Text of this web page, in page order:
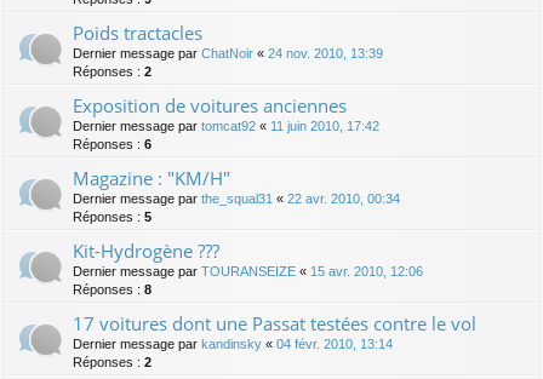
Poids tractacles
Dernier message par ChatNoir « 24 nov. 2010, 13:39
Réponses : 2
Exposition de voitures anciennes
Dernier message par tomcat92 « 11 juin 2010, 17:42
Réponses : 6
Magazine : "KM/H"
Dernier message par the_squal31 « 22 avr. 2010, 00:34
Réponses : 5
Kit-Hydrogène ???
Dernier message par TOURANSEIZE « 15 avr. 2010, 12:06
Réponses : 8
17 voitures dont une Passat testées contre le vol
Dernier message par kandinsky « 04 févr. 2010, 13:14
Réponses : 2